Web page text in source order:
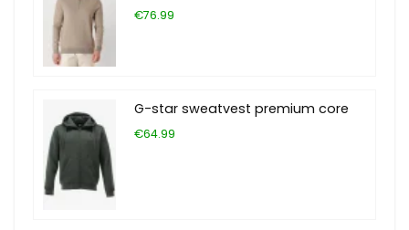
€76.99
G-star sweatvest premium core
€64.99